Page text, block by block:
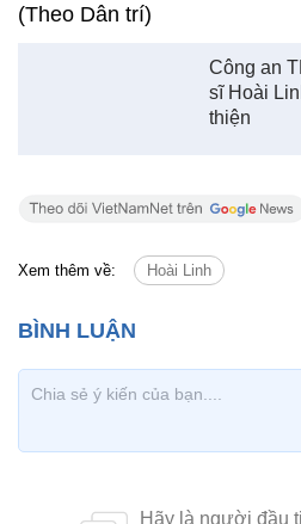
(Theo Dân trí)
Công an
sĩ Hoài
thiện
Xem thêm về: Hoài Linh